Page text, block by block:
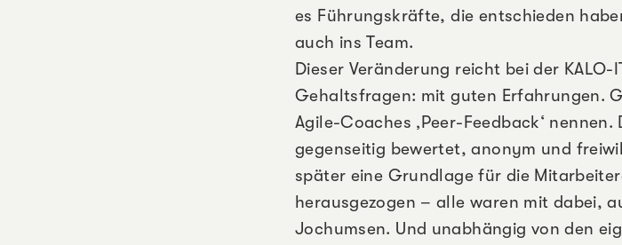
es Führungskräfte, die entschieden
auch ins Team.
Dieser Veränderung reicht bei der KALO-
Gehaltsfragen: mit guten Erfahrungen.
Agile-Coaches ‚Peer-Feedback‘
gegenseitig bewertet, anonym und
später eine Grundlage für die
herausgezogen – alle waren mit dabei,
Jochumsen. Und unabhängig von den